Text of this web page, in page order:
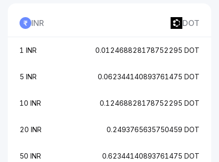
INR DOT
1 INR 0.012468828178752295 DOT
5 INR 0.062344140893761475 DOT
10 INR 0.12468828178752295 DOT
20 INR 0.2493765635750459 DOT
50 INR 0.62344140893761475 DOT